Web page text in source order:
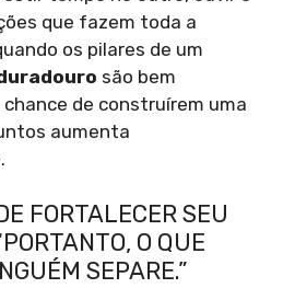
que fazem toda a
os pilares de um
são bem
de construírem uma
aumenta
FORTALECER SEU
O QUE
SEPARE.”